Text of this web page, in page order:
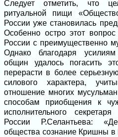
Следует отметить, что
ритуальной пищи
России уже становилась
Особенно остро этот
России с преимущественно
Однако благодаря
общин удалось погасить
перерасти в более
силового характера,
отношение многих
способам приобщения к
исполнительного
России Р.Селантьева:
общества сознание Кришны в